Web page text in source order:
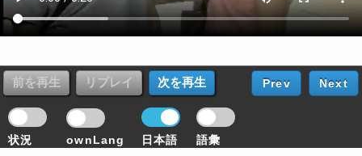
状況 ownLang 日本語 語彙
Prev Next